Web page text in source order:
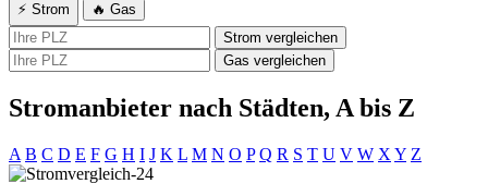
⚡ Strom
🔥 Gas
Strom vergleichen
Gas vergleichen
Stromanbieter nach Städten, A bis Z
A B C D E F G H I J K L M N O P Q R S T U V W X Y Z